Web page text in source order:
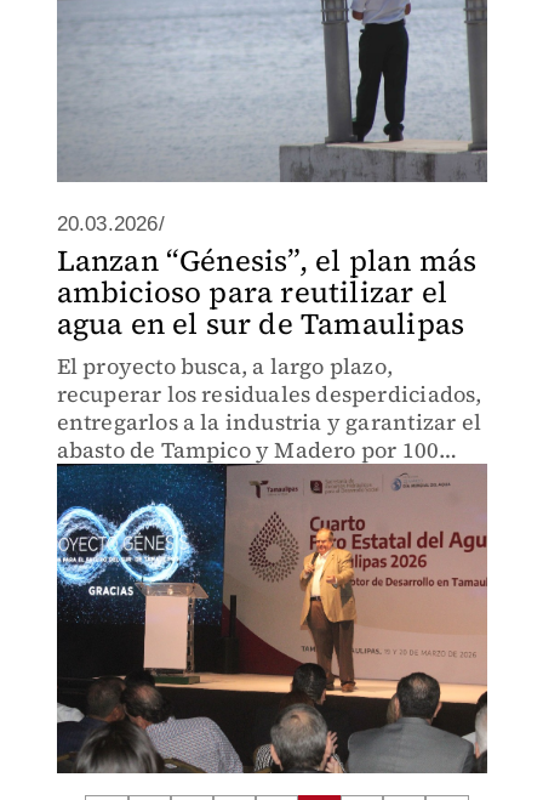
20.03.2026/
Lanzan “Génesis”, el plan más
ambicioso para reutilizar el
agua en el sur de Tamaulipas
El proyecto busca, a largo plazo,
recuperar los residuales desperdiciados,
entregarlos a la industria y garantizar el
abasto de Tampico y Madero por 100
años